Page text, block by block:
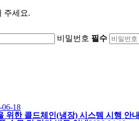
주세요.
비밀번호 필수
06-18
위한 콜드체인(냉장) 시스템 시행 안내